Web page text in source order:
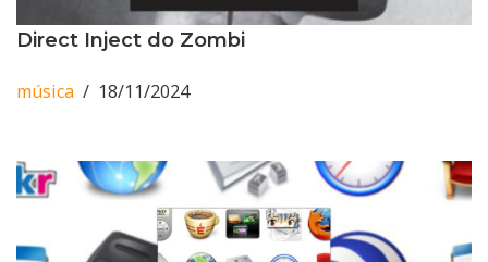
Direct Inject do Zombi
música 18/11/2024